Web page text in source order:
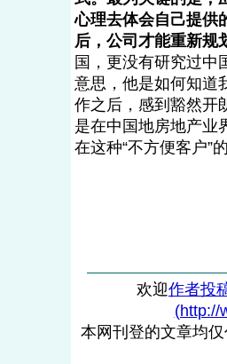
心理去体会自己提供
后，公司才能重新规
国，更没有研究过中
意思，他是如何知道
作之后，感到豁然开
是在中国地房地产业
在这种“不方便客户”
欢迎作者投
(http://
本网刊登的文章均